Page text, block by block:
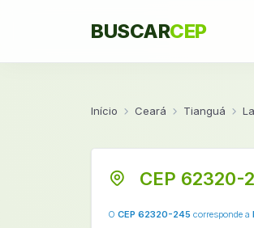
BUSCARCEP
Início Ceará Tianguá
CEP 62320-
O CEP 62320-245 corresponde a